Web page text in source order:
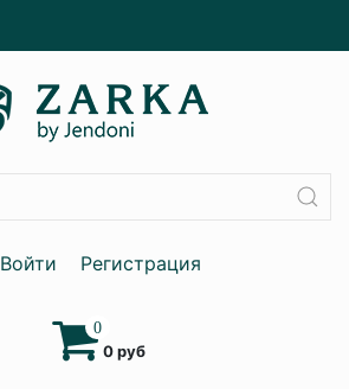
Войти Регистрация
0
0 руб